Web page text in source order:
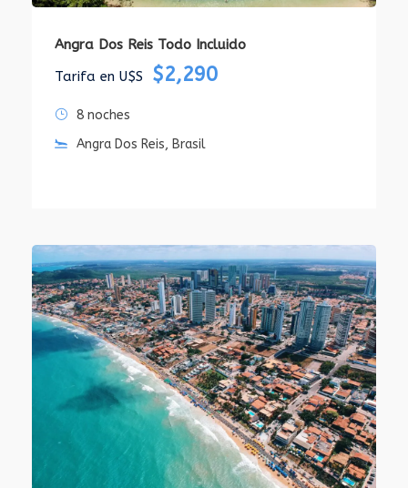
Angra Dos Reis Todo Incluido
Tarifa en U$S
$2,290
8 noches
Angra Dos Reis, Brasil